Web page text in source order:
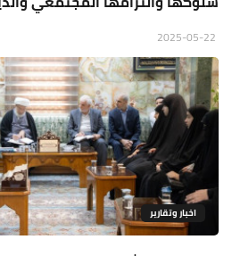
اخبار وتقارير